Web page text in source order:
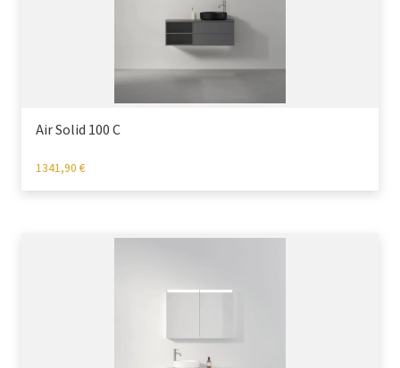
Air Solid 100 C
1341,90 €